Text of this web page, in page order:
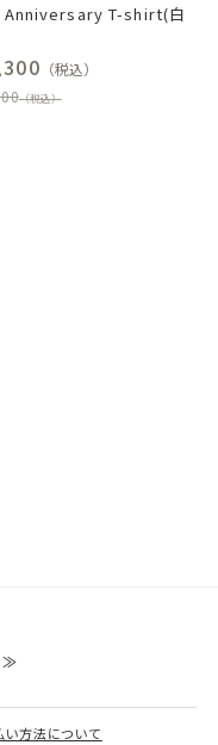
T-shirt(白
（税込）
（税込）
≫
い方法について